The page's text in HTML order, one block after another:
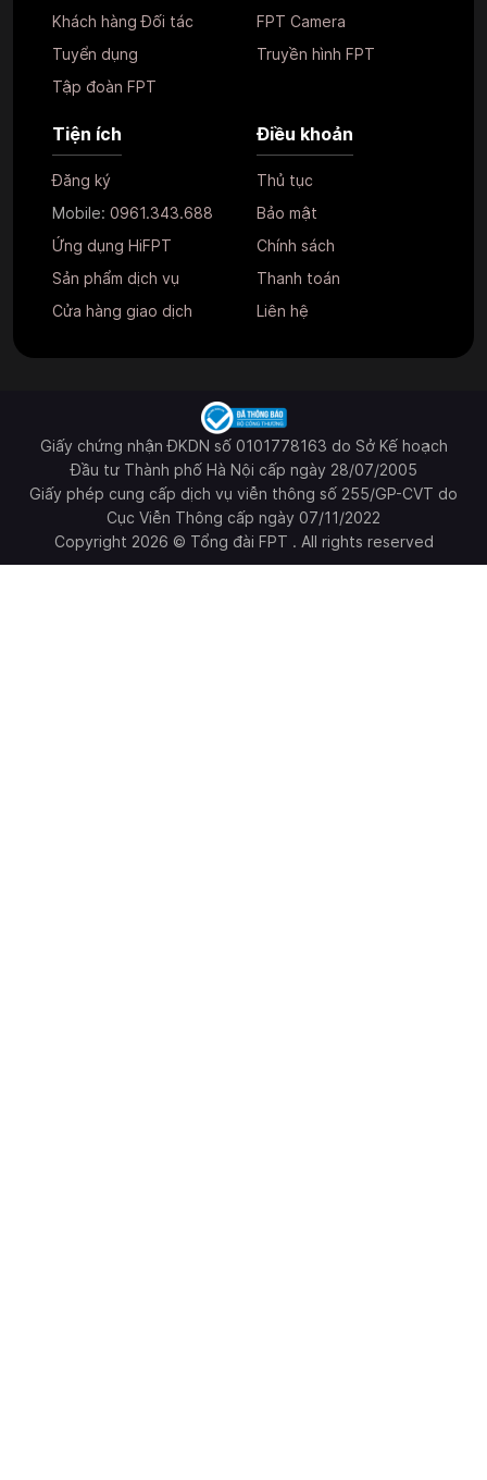
Khách hàng Đối tác
Tuyển dụng
Tập đoàn FPT
FPT Camera
Truyền hình FPT
Tiện ích
Đăng ký
Mobile: 0961.343.688
Ứng dụng HiFPT
Sản phẩm dịch vụ
Cửa hàng giao dịch
Điều khoản
Thủ tục
Bảo mật
Chính sách
Thanh toán
Liên hệ
Giấy chứng nhận ĐKDN số 0101778163 do Sở Kế hoạch
Đầu tư Thành phố Hà Nội cấp ngày 28/07/2005
Giấy phép cung cấp dịch vụ viễn thông số 255/GP-CVT do
Cục Viễn Thông cấp ngày 07/11/2022
Copyright 2026 © Tổng đài FPT . All rights reserved